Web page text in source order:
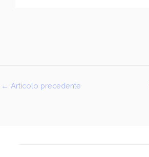
← Articolo precedente